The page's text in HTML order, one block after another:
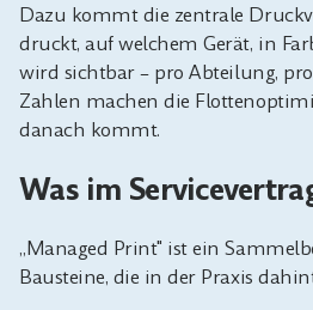
Dazu kommt die zentrale
druckt, auf welchem Gerät, in
wird sichtbar – pro Abteilung,
Zahlen machen die
danach kommt.
Was im
„Managed Print" ist ein
Bausteine, die in der Praxis